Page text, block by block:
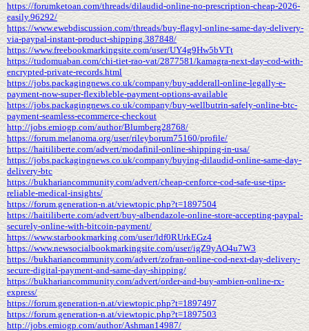
https://forumketoan.com/threads/dilaudid-online-no-prescription-cheap-2026-
easily.96292/
https://www.ewebdiscussion.com/threads/buy-flagyl-online-same-day-delivery-
via-paypal-instant-product-shipping.387848/
https://www.freebookmarkingsite.com/user/UY4g9Hw5bVTt
https://tudomuaban.com/chi-tiet-rao-vat/2877581/kamagra-next-day-cod-with-
encrypted-private-records.html
https://jobs.packagingnews.co.uk/company/buy-adderall-online-legally-e-
payment-now-super-flexibleble-payment-options-available
https://jobs.packagingnews.co.uk/company/buy-wellbutrin-safely-online-btc-
payment-seamless-ecommerce-checkout
http://jobs.emiogp.com/author/Blumberg28768/
https://forum.melanoma.org/user/rileyborum75160/profile/
https://haitiliberte.com/advert/modafinil-online-shipping-in-usa/
https://jobs.packagingnews.co.uk/company/buying-dilaudid-online-same-day-
delivery-btc
https://bukhariancommunity.com/advert/cheap-cenforce-cod-safe-use-tips-
reliable-medical-insights/
https://forum.generation-n.at/viewtopic.php?t=1897504
https://haitiliberte.com/advert/buy-albendazole-online-store-accepting-paypal-
securely-online-with-bitcoin-payment/
https://www.starbookmarking.com/user/ldf0RUrkEGz4
https://www.newsocialbookmarkingsite.com/user/igZ9yAO4u7W3
https://bukhariancommunity.com/advert/zofran-online-cod-next-day-delivery-
secure-digital-payment-and-same-day-shipping/
https://bukhariancommunity.com/advert/order-and-buy-ambien-online-rx-
express/
https://forum.generation-n.at/viewtopic.php?t=1897497
https://forum.generation-n.at/viewtopic.php?t=1897503
http://jobs.emiogp.com/author/Ashman14987/